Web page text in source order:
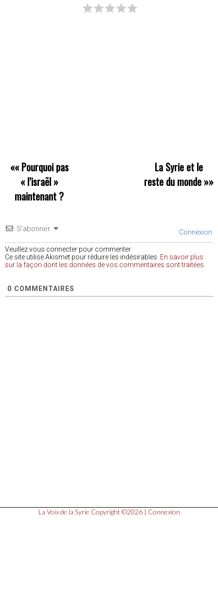
«« Pourquoi pas
« l’israël »
maintenant ?
La Syrie et le
reste du monde»»
S’abonner Connexion
Veuillez vous connecter pour commenter
Ce site utilise Akismet pour réduire les indésirables. En savoir plus
sur la façon dont les données de vos commentaires sont traitées
0 COMMENTAIRES
La Voix de la Syrie Copyright ©2026 | Connexion